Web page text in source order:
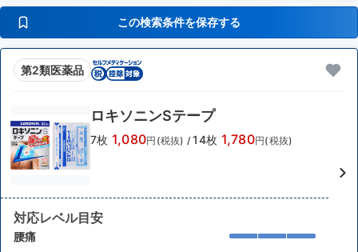
この検索条件を保存する
第2類医薬品
ロキソニンSテープ
7枚 1,080円(税抜) / 14枚 1,780円(税抜)
対応レベル目安
腰痛